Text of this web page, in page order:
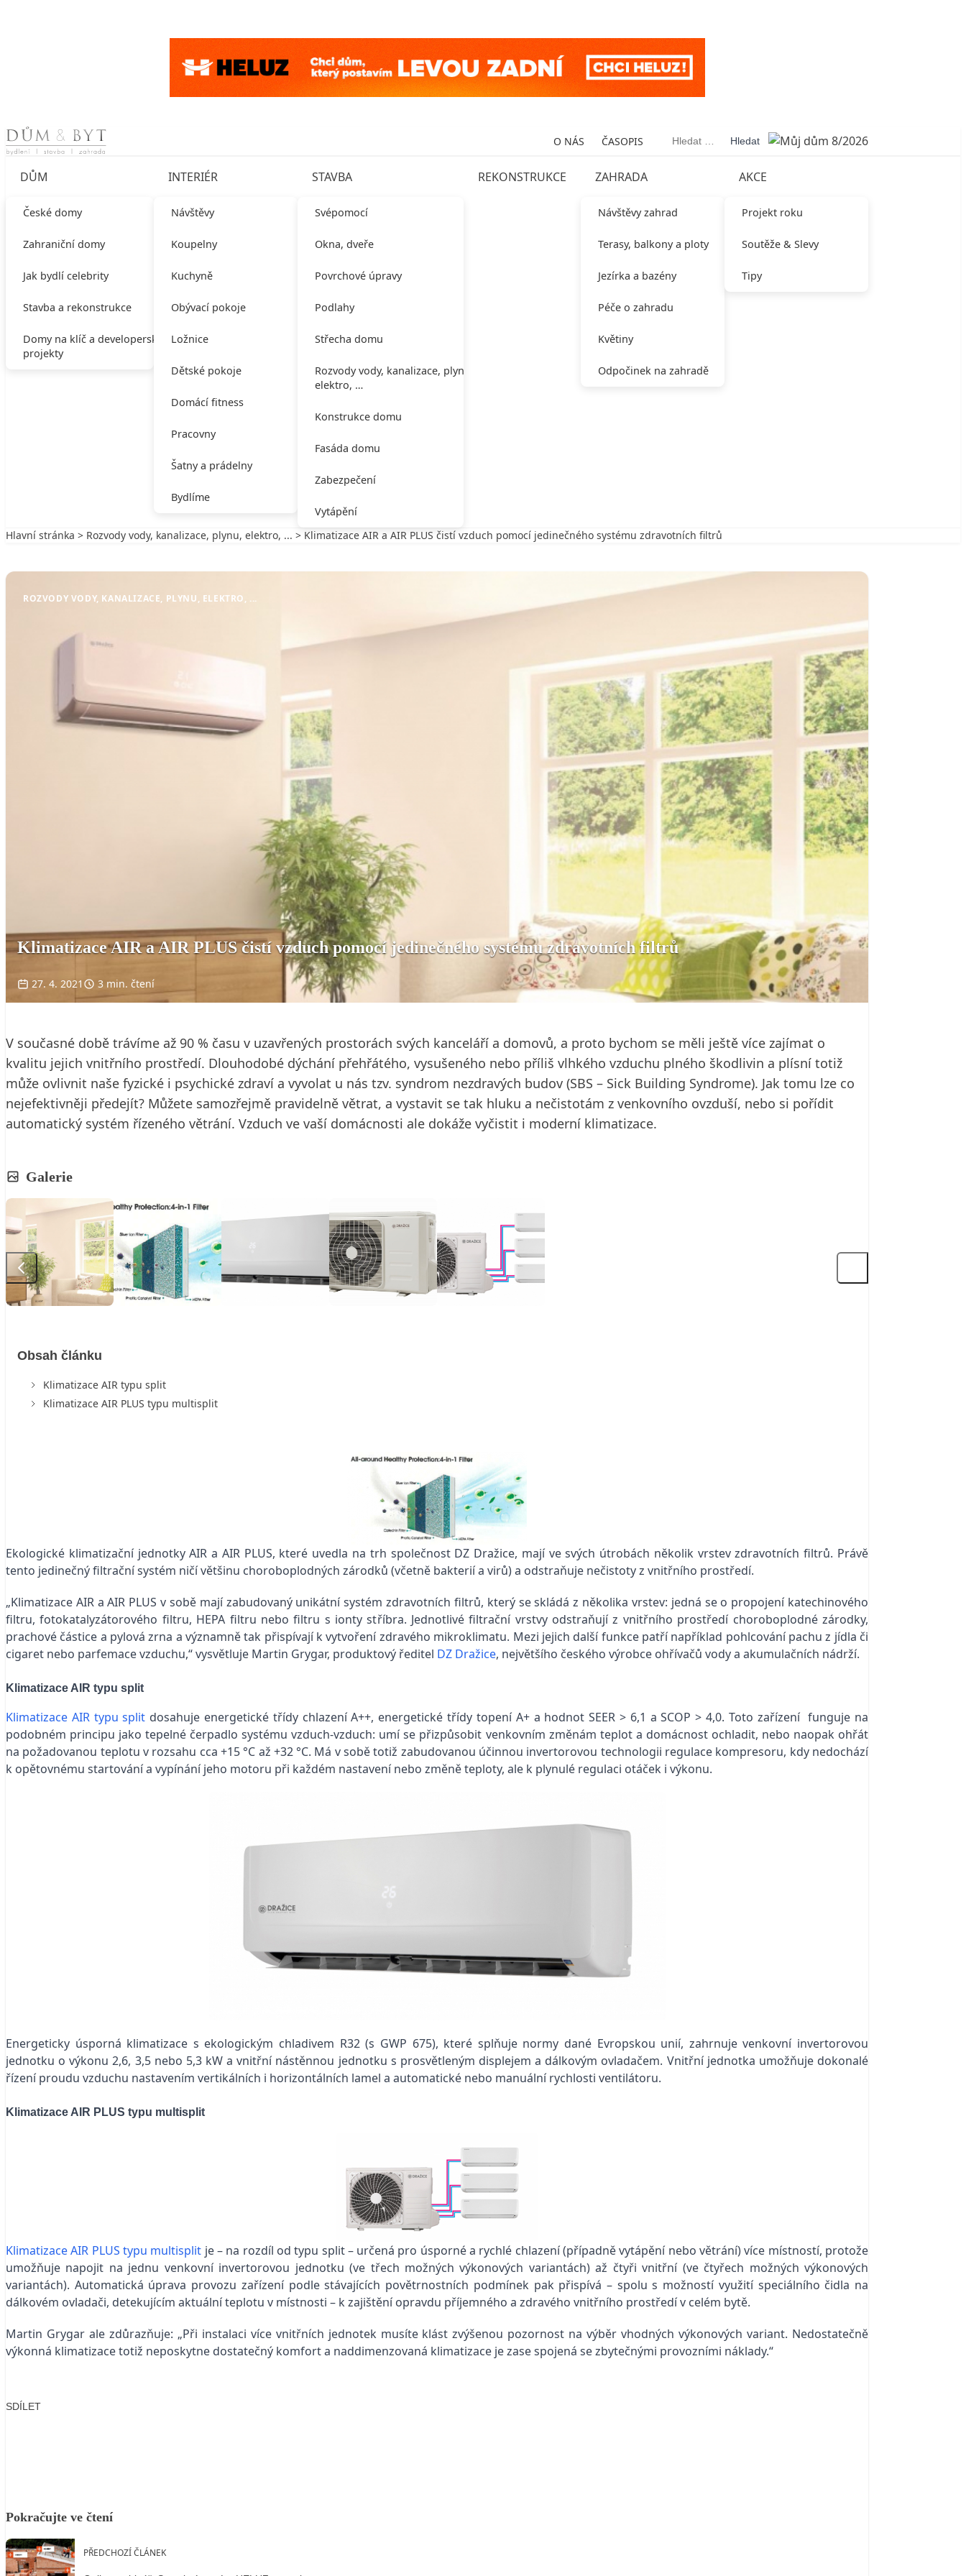
Skip to content O NÁS ČASOPIS Vyhledávání
DŮM
České domy
Zahraniční domy
Jak bydlí celebrity
Stavba a rekonstrukce
Domy na klíč a developerské
projekty
INTERIÉR
Návštěvy
Koupelny
Kuchyně
Obývací pokoje
Ložnice
Dětské pokoje
Domácí fitness
Pracovny
Šatny a prádelny
Bydlíme
STAVBA
Svépomocí
Okna, dveře
Povrchové úpravy
Podlahy
Střecha domu
Rozvody vody, kanalizace, plynu,
elektro, …
Konstrukce domu
Fasáda domu
Zabezpečení
Vytápění
REKONSTRUKCE ZAHRADA
Návštěvy zahrad
Terasy, balkony a ploty
Jezírka a bazény
Péče o zahradu
Květiny
Odpočinek na zahradě
AKCE
Projekt roku
Soutěže & Slevy
Tipy
Hlavní stránka > Rozvody vody, kanalizace, plynu, elektro, ... > Klimatizace AIR a AIR PLUS čistí vzduch pomocí jedinečného systému zdravotních filtrů
ROZVODY VODY, KANALIZACE, PLYNU, ELEKTRO, ...
Klimatizace AIR a AIR PLUS čistí vzduch pomocí jedinečného systému zdravotních filtrů
27. 4. 2021 3 min. čtení
V současné době trávíme až 90 % času v uzavřených prostorách svých kanceláří a domovů, a proto bychom se měli ještě více zajímat o
kvalitu jejich vnitřního prostředí. Dlouhodobé dýchání přehřátého, vysušeného nebo příliš vlhkého vzduchu plného škodlivin a plísní totiž
může ovlivnit naše fyzické i psychické zdraví a vyvolat u nás tzv. syndrom nezdravých budov (SBS – Sick Building Syndrome). Jak tomu lze co
nejefektivněji předejít? Můžete samozřejmě pravidelně větrat, a vystavit se tak hluku a nečistotám z venkovního ovzduší, nebo si pořídit
automatický systém řízeného větrání. Vzduch ve vaší domácnosti ale dokáže vyčistit i moderní klimatizace.
Galerie
Obsah článku
Klimatizace AIR typu split
Klimatizace AIR PLUS typu multisplit
Ekologické klimatizační jednotky AIR a AIR PLUS, které uvedla na trh společnost DZ Dražice, mají ve svých útrobách několik vrstev zdravotních filtrů. Právě
tento jedinečný filtrační systém ničí většinu choroboplodných zárodků (včetně bakterií a virů) a odstraňuje nečistoty z vnitřního prostředí.
„Klimatizace AIR a AIR PLUS v sobě mají zabudovaný unikátní systém zdravotních filtrů, který se skládá z několika vrstev: jedná se o propojení katechinového
filtru, fotokatalyzátorového filtru, HEPA filtru nebo filtru s ionty stříbra. Jednotlivé filtrační vrstvy odstraňují z vnitřního prostředí choroboplodné zárodky,
prachové částice a pylová zrna a významně tak přispívají k vytvoření zdravého mikroklimatu. Mezi jejich další funkce patří například pohlcování pachu z jídla či
cigaret nebo parfemace vzduchu,“ vysvětluje Martin Grygar, produktový ředitel DZ Dražice, největšího českého výrobce ohřívačů vody a akumulačních nádrží.
Klimatizace AIR typu split
Klimatizace AIR typu split dosahuje energetické třídy chlazení A++, energetické třídy topení A+ a hodnot SEER > 6,1 a SCOP > 4,0. Toto zařízení funguje na
podobném principu jako tepelné čerpadlo systému vzduch-vzduch: umí se přizpůsobit venkovním změnám teplot a domácnost ochladit, nebo naopak ohřát
na požadovanou teplotu v rozsahu cca +15 °C až +32 °C. Má v sobě totiž zabudovanou účinnou invertorovou technologii regulace kompresoru, kdy nedochází
k opětovnému startování a vypínání jeho motoru při každém nastavení nebo změně teploty, ale k plynulé regulaci otáček i výkonu.
Energeticky úsporná klimatizace s ekologickým chladivem R32 (s GWP 675), které splňuje normy dané Evropskou unií, zahrnuje venkovní invertorovou
jednotku o výkonu 2,6, 3,5 nebo 5,3 kW a vnitřní nástěnnou jednotku s prosvětleným displejem a dálkovým ovladačem. Vnitřní jednotka umožňuje dokonalé
řízení proudu vzduchu nastavením vertikálních i horizontálních lamel a automatické nebo manuální rychlosti ventilátoru.
Klimatizace AIR PLUS typu multisplit
Klimatizace AIR PLUS typu multisplit je – na rozdíl od typu split – určená pro úsporné a rychlé chlazení (případně vytápění nebo větrání) více místností, protože
umožňuje napojit na jednu venkovní invertorovou jednotku (ve třech možných výkonových variantách) až čtyři vnitřní (ve čtyřech možných výkonových
variantách). Automatická úprava provozu zařízení podle stávajících povětrnostních podmínek pak přispívá – spolu s možností využití speciálního čidla na
dálkovém ovladači, detekujícím aktuální teplotu v místnosti – k zajištění opravdu příjemného a zdravého vnitřního prostředí v celém bytě.
Martin Grygar ale zdůrazňuje: „Při instalaci více vnitřních jednotek musíte klást zvýšenou pozornost na výběr vhodných výkonových variant. Nedostatečně
výkonná klimatizace totiž neposkytne dostatečný komfort a naddimenzovaná klimatizace je zase spojená se zbytečnými provozními náklady.“
SDÍLET
Pokračujte ve čtení
PŘEDCHOZÍ ČLÁNEK